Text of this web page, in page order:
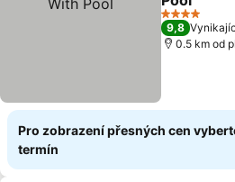
4 Počet
9,8
0.5 km od
Pro zobrazení přesných cen
termín